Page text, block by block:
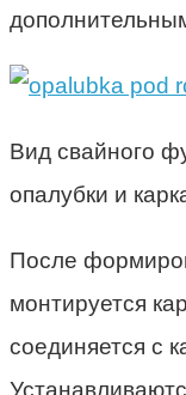
Вид свайного
опалубки и
После
монтируется
соединяется с